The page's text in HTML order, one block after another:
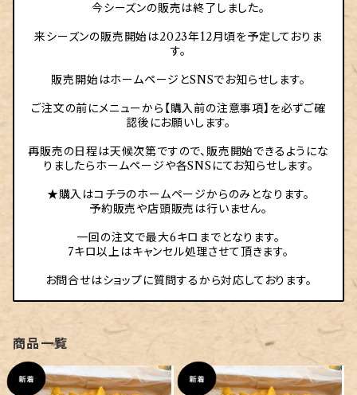
今シーズンの販売は終了しました。
来シーズンの販売開始は2023年12月頃を予定しておりま
す。
販売開始はホームページとSNSでお知らせします。
ご注文の前にメニューから【購入前の注意事項】を必ずご確
認後にお願いします。
再販売の日程は天候次第ですので、販売開始できるようにな
りましたらホームページや各SNSにてお知らせします。
★購入はコチラのホームページからのみとなります。
予約販売や店頭販売は行いません。
一回の注文で最大6キロまでとなります。
7キロ以上はキャンセル処理させて頂きます。
お問合せはショップに質問するから対応しております。
商品一覧